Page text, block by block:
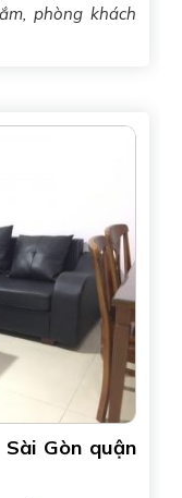
phòng khách
Gòn quận